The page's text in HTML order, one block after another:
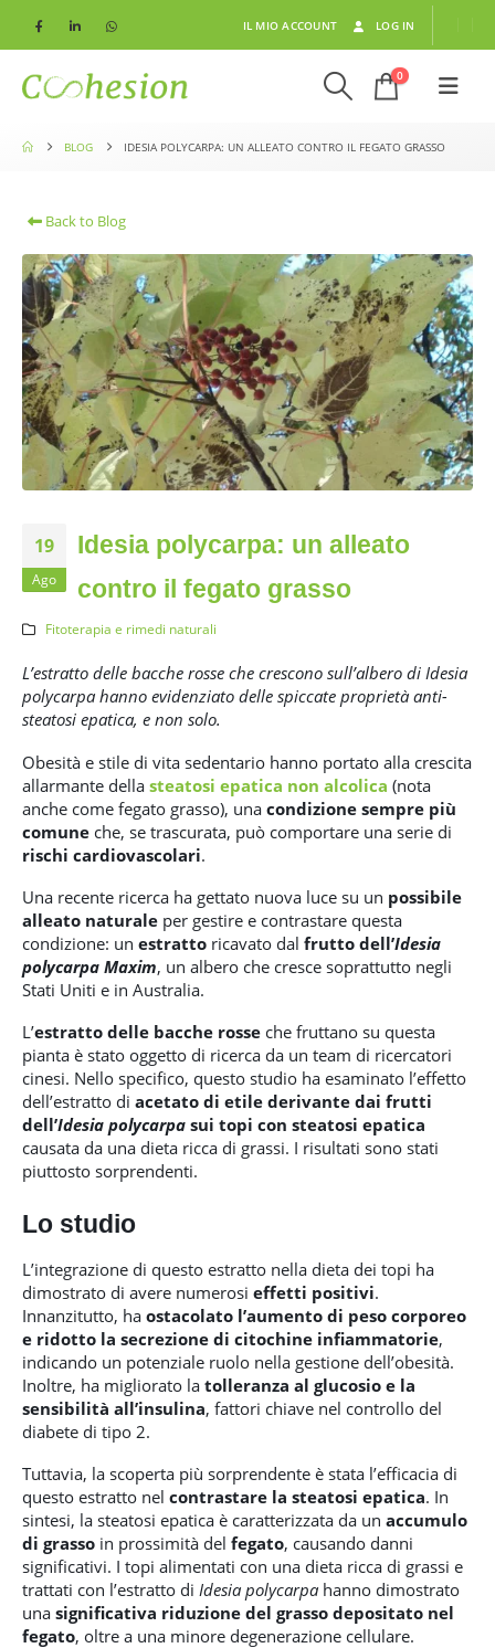
IL MIO ACCOUNT LOG IN
0
BLOG IDESIA POLYCARPA: UN ALLEATO CONTRO IL FEGATO GRASSO
Back to Blog
19
Ago
Idesia polycarpa: un alleato
contro il fegato grasso
Fitoterapia e rimedi naturali
L’estratto delle bacche rosse che crescono sull’albero di Idesia
polycarpa hanno evidenziato delle spiccate proprietà anti-
steatosi epatica, e non solo.
Obesità e stile di vita sedentario hanno portato alla crescita
allarmante della steatosi epatica non alcolica (nota
anche come fegato grasso), una condizione sempre più
comune che, se trascurata, può comportare una serie di
rischi cardiovascolari.
Una recente ricerca ha gettato nuova luce su un possibile
alleato naturale per gestire e contrastare questa
condizione: un estratto ricavato dal frutto dell’Idesia
polycarpa Maxim, un albero che cresce soprattutto negli
Stati Uniti e in Australia.
L’estratto delle bacche rosse che fruttano su questa
pianta è stato oggetto di ricerca da un team di ricercatori
cinesi. Nello specifico, questo studio ha esaminato l’effetto
dell’estratto di acetato di etile derivante dai frutti
dell’Idesia polycarpa sui topi con steatosi epatica
causata da una dieta ricca di grassi. I risultati sono stati
piuttosto sorprendenti.
Lo studio
L’integrazione di questo estratto nella dieta dei topi ha
dimostrato di avere numerosi effetti positivi.
Innanzitutto, ha ostacolato l’aumento di peso corporeo
e ridotto la secrezione di citochine infiammatorie,
indicando un potenziale ruolo nella gestione dell’obesità.
Inoltre, ha migliorato la tolleranza al glucosio e la
sensibilità all’insulina, fattori chiave nel controllo del
diabete di tipo 2.
Tuttavia, la scoperta più sorprendente è stata l’efficacia di
questo estratto nel contrastare la steatosi epatica. In
sintesi, la steatosi epatica è caratterizzata da un accumulo
di grasso in prossimità del fegato, causando danni
significativi. I topi alimentati con una dieta ricca di grassi e
trattati con l’estratto di Idesia polycarpa hanno dimostrato
una significativa riduzione del grasso depositato nel
fegato, oltre a una minore degenerazione cellulare.